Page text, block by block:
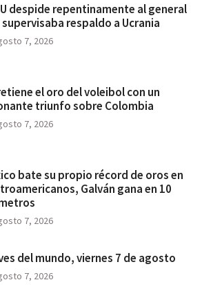
despide repentinamente al general
supervisaba respaldo a Ucrania
7, 2026
el oro del voleibol con un
triunfo sobre Colombia
7, 2026
bate su propio récord de oros en
Galván gana en 10
7, 2026
del mundo, viernes 7 de agosto
7, 2026